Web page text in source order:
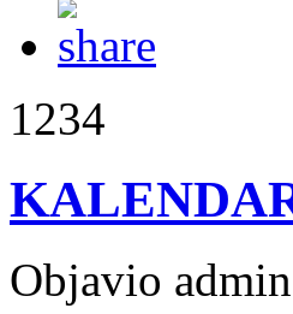
1234
Objavio